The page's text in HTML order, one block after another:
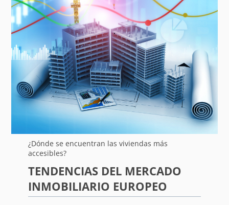
¿Dónde se encuentran las viviendas más
accesibles?
TENDENCIAS DEL MERCADO
INMOBILIARIO EUROPEO